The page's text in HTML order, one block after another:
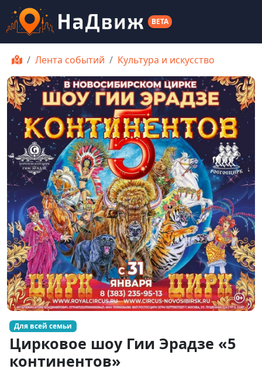
BETA
Лента событий Культура и искусство
Для всей семьи
Цирковое шоу Гии Эрадзе «5
континентов»